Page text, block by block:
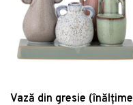
Vază din gresie (înălțime